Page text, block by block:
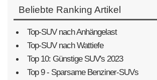
Beliebte Ranking Artikel
Top-SUV nach Anhängelast
Top-SUV nach Wattiefe
Top 10: Günstige SUV's 2023
Top 9 - Sparsame Benziner-SUVs